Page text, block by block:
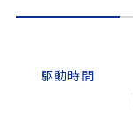
駆動時間